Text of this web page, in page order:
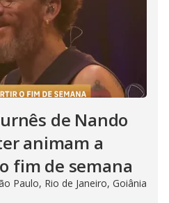
de Nando
animam a
fim de semana
Paulo, Rio de Janeiro, Goiânia